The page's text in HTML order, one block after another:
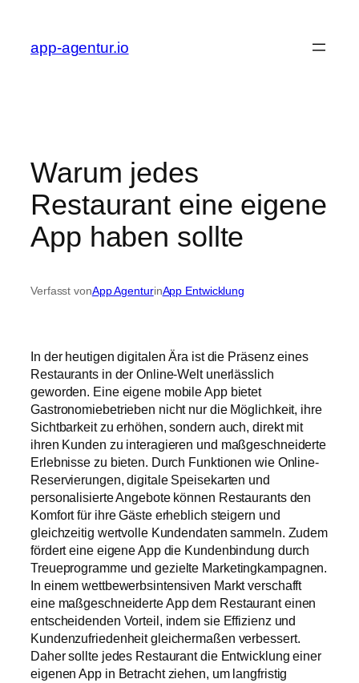
springen
app-agentur.io
Warum jedes
Restaurant eine eigene
App haben sollte
Verfasst vonApp AgenturinApp Entwicklung
In der heutigen digitalen Ära ist die Präsenz eines
Restaurants in der Online-Welt unerlässlich
geworden. Eine eigene mobile App bietet
Gastronomiebetrieben nicht nur die Möglichkeit, ihre
Sichtbarkeit zu erhöhen, sondern auch, direkt mit
ihren Kunden zu interagieren und maßgeschneiderte
Erlebnisse zu bieten. Durch Funktionen wie Online-
Reservierungen, digitale Speisekarten und
personalisierte Angebote können Restaurants den
Komfort für ihre Gäste erheblich steigern und
gleichzeitig wertvolle Kundendaten sammeln. Zudem
fördert eine eigene App die Kundenbindung durch
Treueprogramme und gezielte Marketingkampagnen.
In einem wettbewerbsintensiven Markt verschafft
eine maßgeschneiderte App dem Restaurant einen
entscheidenden Vorteil, indem sie Effizienz und
Kundenzufriedenheit gleichermaßen verbessert.
Daher sollte jedes Restaurant die Entwicklung einer
eigenen App in Betracht ziehen, um langfristig